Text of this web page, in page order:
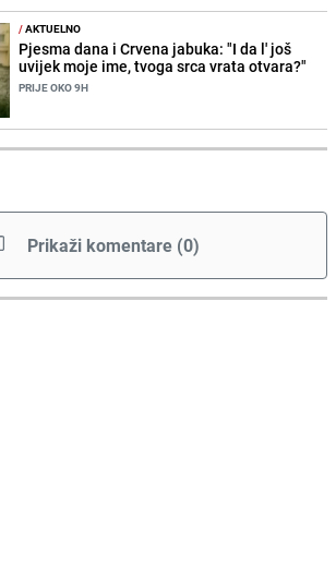
/AKTUELNO
Pjesma dana i Crvena jabuka: "I da l' još
uvijek moje ime, tvoga srca vrata otvara?"
PRIJE OKO 9H
Prikaži komentare (0)